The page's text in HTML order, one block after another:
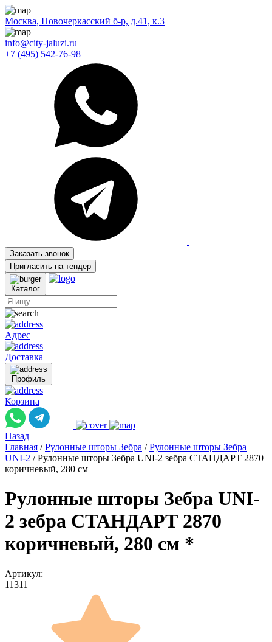
Москва, Новочеркасский б-р, д.41, к.3
info@city-jaluzi.ru
+7 (495) 542-76-98
Заказать звонок
Пригласить на тендер
Каталог
Адрес
Доставка
Профиль
Корзина
Назад
Главная / Рулонные шторы Зебра / Рулонные шторы Зебра
UNI-2 / Рулонные шторы Зебра UNI-2 зебра СТАНДАРТ 2870
коричневый, 280 см
Рулонные шторы Зебра UNI-
2 зебра СТАНДАРТ 2870
коричневый, 280 см *
Артикул:
11311